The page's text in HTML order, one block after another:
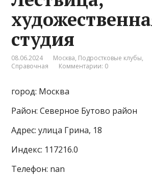
студия
08.06.2024 Москва, Подростковые клубы,
Справочная
Комментарии: 0
город: Москва
Район: Северное Бутово район
Адрес: улица Грина, 18
Индекс: 117216.0
Телефон: nan